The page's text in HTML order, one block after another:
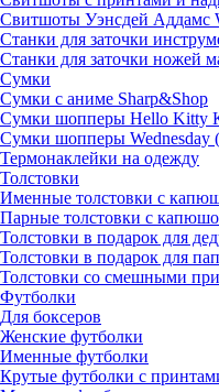
Свитшоты Уэнсдей Аддамс
Станки для заточки
Станки для заточки ножей
Сумки
Сумки с аниме Sharp&Shop
Сумки шопперы Hello Kitty
Сумки шопперы Wednesday
Термонаклейки на одежду
Толстовки
Именные толстовки с
Парные толстовки с
Толстовки в подарок для
Толстовки в подарок для
Толстовки со смешными
Футболки
Для боксеров
Женские футболки
Именные футболки
Крутые футболки с